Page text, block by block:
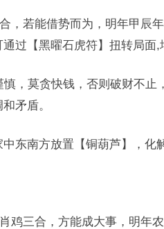
，若能借势而为，明年甲辰
过【黑曜石虎符】扭转局面,
，莫贪快钱，否则破财不止
矛盾。
东南方放置【铜葫芦】，化
鸡三合，方能成大事，明年